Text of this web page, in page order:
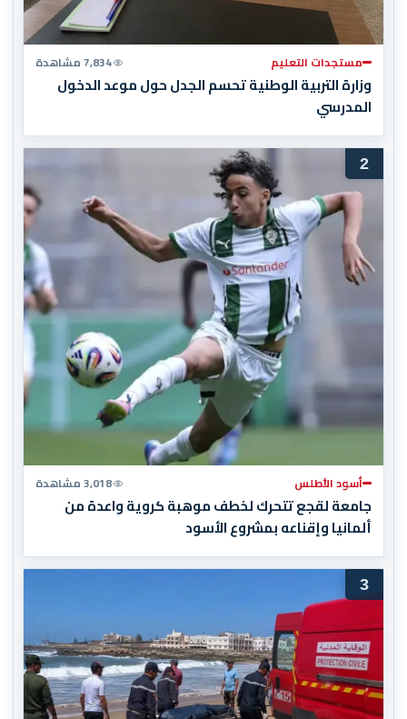
مستجدات التعليم 7,834 مشاهدة
وزارة التربية الوطنية تحسم الجدل حول موعد الدخول
المدرسي
2
أسود الأطلس 3,018 مشاهدة
جامعة لقجع تتحرك لخطف موهبة كروية واعدة من
ألمانيا وإقناعه بمشروع الأسود
3